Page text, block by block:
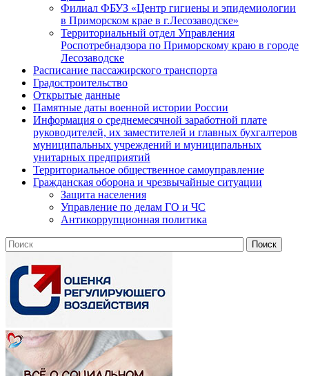
Филиал ФБУЗ «Центр гигиены и эпидемиологии
в Приморском крае в г.Лесозаводске»
Территориальный отдел Управления
Роспотребнадзора по Приморскому краю в городе
Лесозаводске
Расписание пассажирского транспорта
Градостроительство
Открытые данные
Памятные даты военной истории России
Информация о среднемесячной заработной плате
руководителей, их заместителей и главных бухгалтеров
муниципальных учреждений и муниципальных
унитарных предприятий
Территориальное общественное самоуправление
Гражданская оборона и чрезвычайные ситуации
Защита населения
Управление по делам ГО и ЧС
Антикоррупционная политика